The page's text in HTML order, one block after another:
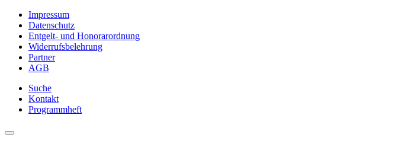
Impressum
Datenschutz
Entgelt- und Honorarordnung
Widerrufsbelehrung
Partner
AGB
Suche
Kontakt
Programmheft